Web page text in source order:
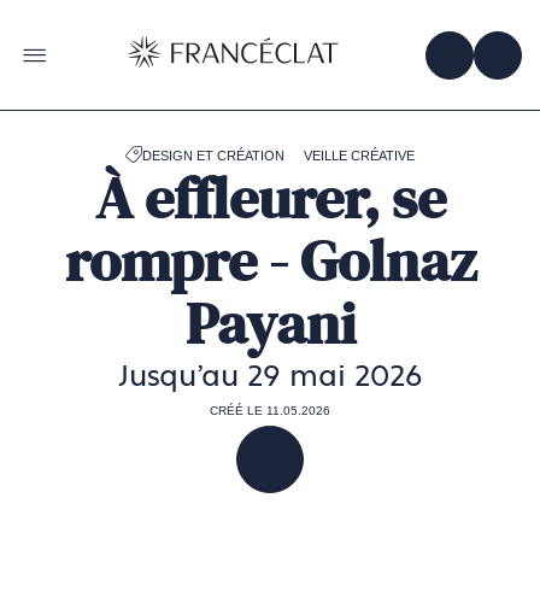
la
page
de
OBTENIR
DESIGN ET CRÉATION VEILLE CRÉATIVE
À effleurer, se
rompre - Golnaz
Payani
Jusqu'au 29 mai 2026
CRÉÉ LE 11.05.2026
PARTAGER